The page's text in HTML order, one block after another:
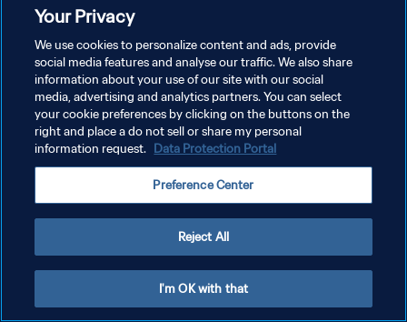
nella corsa del Chelsea verso il titolo della Coppa del Mondo per
PRIVACY POLICY
GESTISCI LE TUE PREFERENZE PER I COOKIES
Copyright © 1994 - 2026 FIFA. Tutti i diritti riservati.
Your Privacy
We use cookies to personalize content and ads, provide
social media features and analyse our traffic. We also share
information about your use of our site with our social
media, advertising and analytics partners. You can select
your cookie preferences by clicking on the buttons on the
right and place a do not sell or share my personal
information request. Data Protection Portal
Preference Center
Reject All
I'm OK with that